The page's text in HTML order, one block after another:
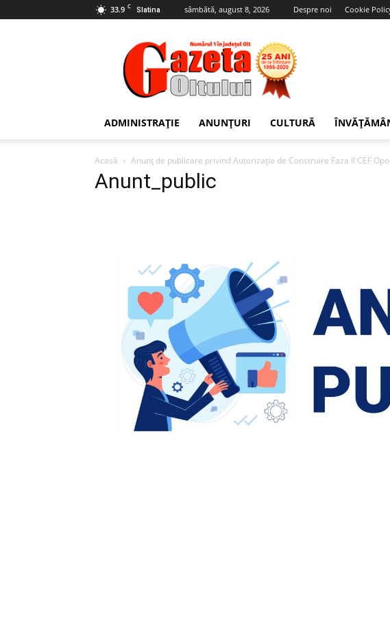
33.9 C Slatina sâmbătă, august 8, 2026 Despre noi Cookie
Gazeta
Oltului
ADMINISTRAȚIE ANUNȚURI CULTURĂ
Acasă Anunţ de publicare privind Autorizația de Construire Faza II CEF
Anunt_public